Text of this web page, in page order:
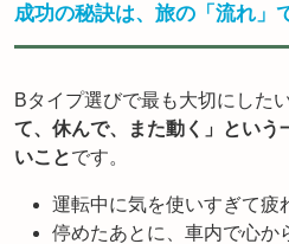
成功の秘訣は、旅の「流れ」
Bタイプ選びで最も大切にしたい
て、休んで、また動く」という
いことです。
運転中に気を使いすぎて疲
停めたあとに、車内で心か